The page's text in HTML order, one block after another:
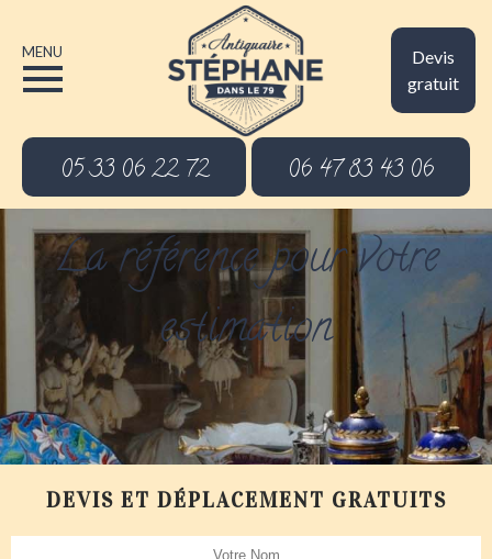
Devis
gratuit
MENU
05 33 06 22 72 06 47 83 43 06
La référence pour votre
estimation
DEVIS ET DÉPLACEMENT GRATUITS